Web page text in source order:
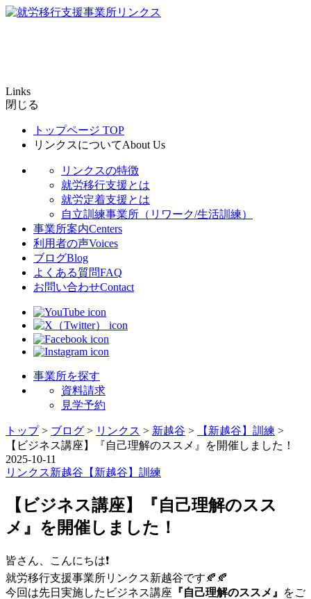
Links
閉じる
トップページ TOP
リンクスについてAbout Us
リンクスの特徴
就労移行支援とは
就労定着支援とは
自立訓練事業所（リワーク/生活訓練）
事業所案内Centers
利用者の声Voices
ブログBlog
よくある質問FAQ
お問い合わせContact
事業所を探す
資料請求
見学予約
トップ> ブログ > リンクス > 新越谷 > 【新越谷】訓練 >
【ビジネス講座】『自己理解のススメ』を開催しました！
2025-10-11
リンクス新越谷 【新越谷】訓練
【ビジネス講座】『自己理解のスス
メ』を開催しました！
皆さん、こんにちは❗️
就労移行支援事業所リンクス新越谷です🍂🍂
今回は先日実施したビジネス講座 『自己理解のススメ』
をご